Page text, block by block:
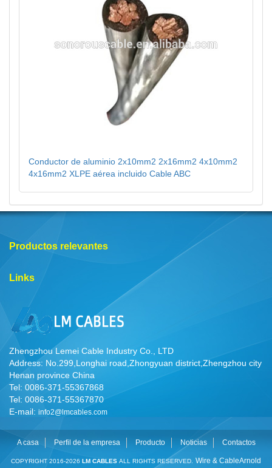
Conductor de aluminio 2x10mm2 2x16mm2 4x10mm2
4x16mm2 XLPE aérea incluido Cable ABC
Productos relevantes
Links
Zhengzhou Lemei Cable Industry Co., LTD
Address: No.299,Longhai road,Zhongyuan district,Zhengzhou city
Henan province China
Tel: 0086-371-55367868
Tel: 0086-371-55367870
E-mail: info2@lmcables.com
A casa Perfil de la empresa Producto Noticias Contactos
COPYRIGHT 2016-2026 LM CABLES ALL RIGHTS RESERVED. Wire & CableArnold